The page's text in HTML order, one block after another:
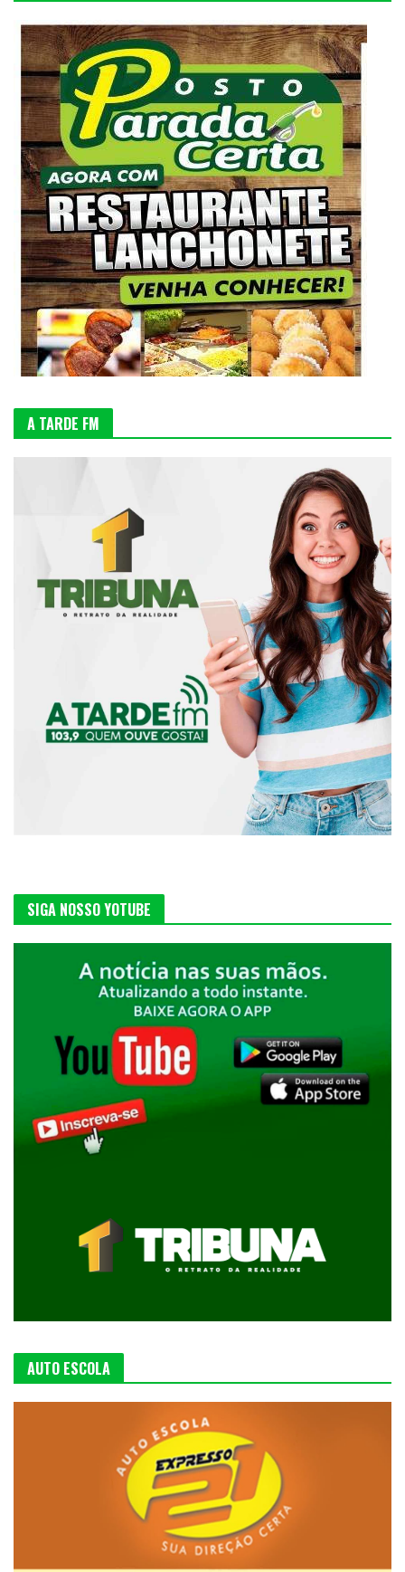
A TARDE FM
SIGA NOSSO YOTUBE
AUTO ESCOLA